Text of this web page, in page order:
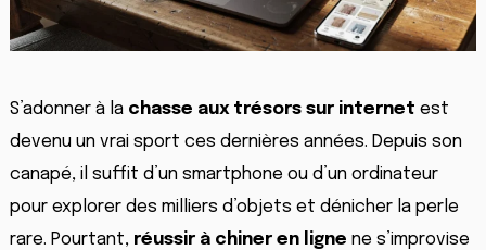
S’adonner à la chasse aux trésors sur internet est
devenu un vrai sport ces dernières années. Depuis son
canapé, il suffit d’un smartphone ou d’un ordinateur
pour explorer des milliers d’objets et dénicher la perle
rare. Pourtant, réussir à chiner en ligne ne s’improvise